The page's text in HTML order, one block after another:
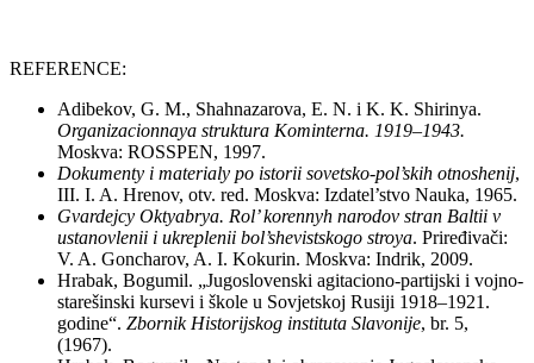
REFERENCE:
Adibekov, G. M., Shahnazarova, E. N. i K. K. Shirinya.
Organizacionnaya struktura Kominterna. 1919–1943.
Moskva: ROSSPEN, 1997.
Dokumenty i materialy po istorii sovetsko-pol’skih otnoshenij,
III. I. A. Hrenov, otv. red. Moskva: Izdatel’stvo Nauka, 1965.
Gvardejcy Oktyabrya. Rol’ korennyh narodov stran Baltii v
ustanovlenii i ukreplenii bol’shevistskogo stroya. Priređivači:
V. A. Goncharov, A. I. Kokurin. Moskva: Indrik, 2009.
Hrabak, Bogumil. „Jugoslovenski agitaciono-partijski i vojno-
starešinski kursevi i škole u Sovjetskoj Rusiji 1918–1921.
godine“. Zbornik Historijskog instituta Slavonije, br. 5,
(1967).